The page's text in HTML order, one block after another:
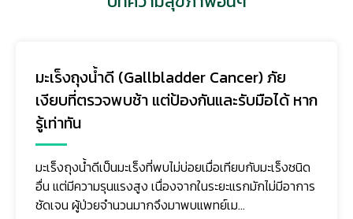
ภัย
รับมือได้ หาก
ยบกับมะเร็งชนิด
แรกมักไม่มีอาการ
เสี้ยววินาทีที่วิกฤต “ภาวะมดลู
ชีวิตแม่และลูก
บ่อย แต่มีความรุนแรงสูง และอาจเกิด
ส่งผลอันตรายต่อทั้งมารดาและทารกใ